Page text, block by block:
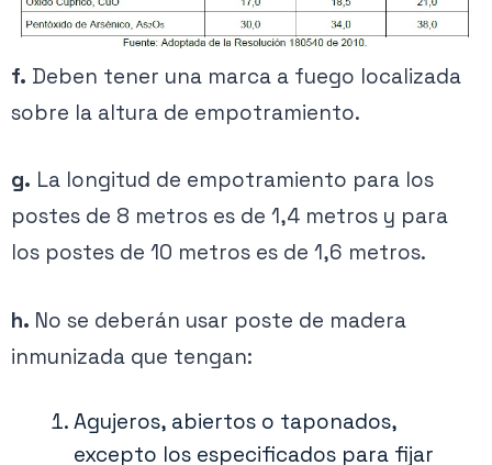
f. Deben tener una marca a fuego localizada
sobre la altura de empotramiento.
g. La longitud de empotramiento para los
postes de 8 metros es de 1,4 metros y para
los postes de 10 metros es de 1,6 metros.
h. No se deberán usar poste de madera
inmunizada que tengan:
Agujeros, abiertos o taponados,
excepto los especificados para fijar